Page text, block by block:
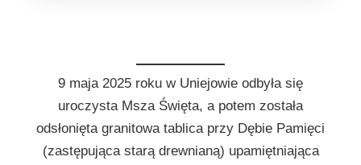
9 maja 2025 roku w Uniejowie odbyła się
uroczysta Msza Święta, a potem została
odsłonięta granitowa tablica przy Dębie Pamięci
(zastępująca starą drewnianą) upamiętniająca